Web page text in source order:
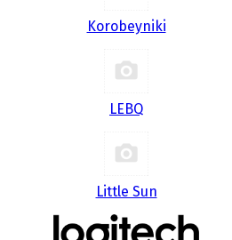
Korobeyniki
LEBQ
Little Sun